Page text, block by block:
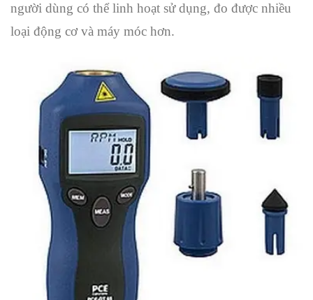
người dùng có thể linh hoạt sử dụng, đo được nhiều
loại động cơ và máy móc hơn.